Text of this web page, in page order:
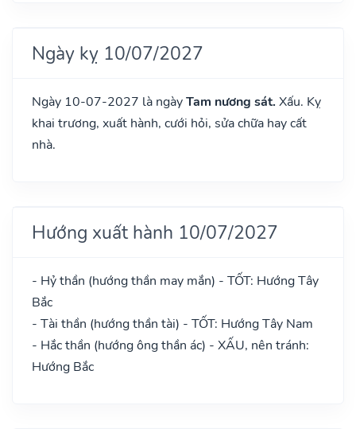
Ngày kỵ 10/07/2027
Ngày 10-07-2027 là ngàyTam nương sát. Xấu. Kỵ
khai trương, xuất hành, cưới hỏi, sửa chữa hay cất
nhà.
Hướng xuất hành 10/07/2027
- Hỷ thần (hướng thần may mắn) - TỐT: Hướng Tây
Bắc
- Tài thần (hướng thần tài) - TỐT: Hướng Tây Nam
- Hắc thần (hướng ông thần ác) - XẤU, nên tránh:
Hướng Bắc